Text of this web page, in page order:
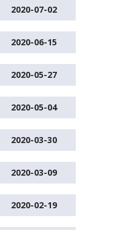
2020-07-02
2020-06-15
2020-05-27
2020-05-04
2020-03-30
2020-03-09
2020-02-19